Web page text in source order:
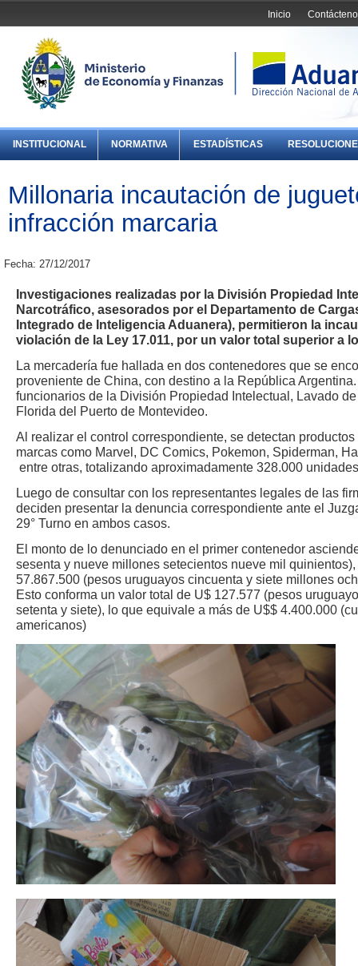
Inicio
INSTITUCIONAL NORMATIVA ESTADÍSTICAS
Millonaria incautación de
infracción marcaria
Fecha: 27/12/2017
Investigaciones realizadas por la División Propiedad
Narcotráfico, asesorados por el Departamento de
Integrado de Inteligencia Aduanera), permitieron la
violación de la Ley 17.011, por un valor total superior a
La mercadería fue hallada en dos contenedores que se
proveniente de China, con destino a la República
funcionarios de la División Propiedad Intelectual, Lavado
Florida del Puerto de Montevideo.
Al realizar el control correspondiente, se detectan
marcas como Marvel, DC Comics, Pokemon, Spiderman,
entre otras, totalizando aproximadamente 328.000
Luego de consultar con los representantes legales de las
deciden presentar la denuncia correspondiente ante el
29° Turno en ambos casos.
El monto de lo denunciado en el primer contenedor
sesenta y nueve millones setecientos nueve mil
57.867.500 (pesos uruguayos cincuenta y siete millones
Esto conforma un valor total de U$ 127.577 (pesos
setenta y siete), lo que equivale a más de U$$ 4.400.000
americanos)